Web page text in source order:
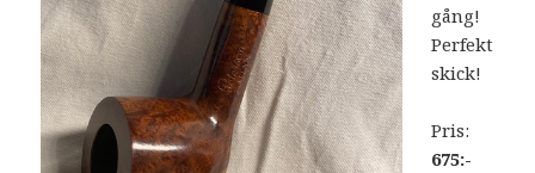
gång!
Perfekt
skick!
Pris:
675:-